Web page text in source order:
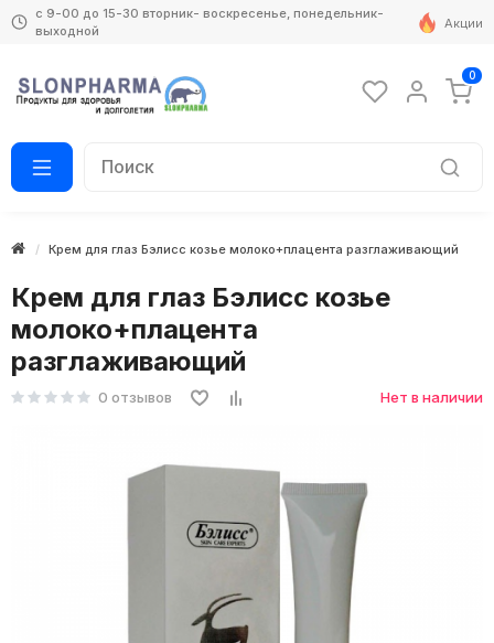
с 9-00 до 15-30 вторник- воскресенье, понедельник-
выходной
Акции
0
Крем для глаз Бэлисс козье молоко+плацента разглаживающий
Крем для глаз Бэлисс козье
молоко+плацента
разглаживающий
0 отзывов Нет в наличии